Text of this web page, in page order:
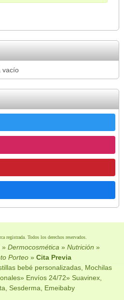
vacío
registrada. Todos los derechos reservados.
» Dermocosmética » Nutrición »
Porteo » Cita Previa
bebé personalizadas, Mochilas
Envíos 24/72» Suavinex,
Sesderma, Emeibaby